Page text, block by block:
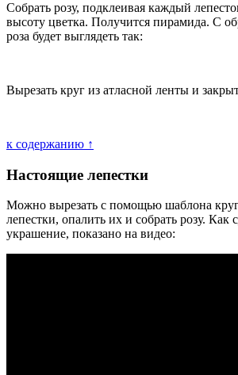
Собрать розу, подклеивая каждый
высоту цветка. Получится пирамида. С
роза будет выглядеть так:
Вырезать круг из атласной ленты и
к содержанию ↑
Настоящие лепестки
Можно вырезать с помощью шаблона
лепестки, опалить их и собрать розу. Как
украшение, показано на видео: